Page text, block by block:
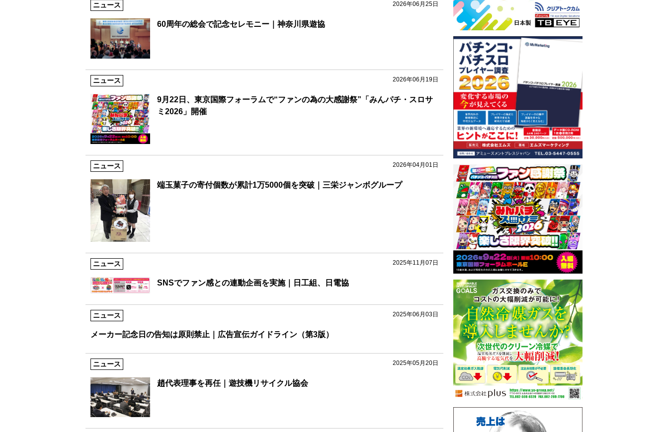
2026年06月25日
ニュース
60周年の総会で記念セレモニー｜神奈川県遊協
2026年06月19日
ニュース
9月22日、東京国際フォーラムで“ファンの為の大感謝祭”「みんパチ・スロサ
ミ2026」開催
2026年04月01日
ニュース
端玉菓子の寄付個数が累計1万5000個を突破｜三栄ジャンボグループ
2025年11月07日
ニュース
SNSでファン感との連動企画を実施｜日工組、日電協
2025年06月03日
ニュース
メーカー記念日の告知は原則禁止｜広告宣伝ガイドライン（第3版）
2025年05月20日
ニュース
趙代表理事を再任｜遊技機リサイクル協会